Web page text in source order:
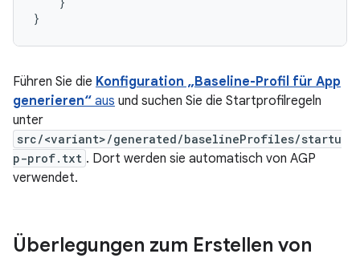
}
Führen Sie die Konfiguration „Baseline-Profil für App
generieren“ aus und suchen Sie die Startprofilregeln
unter
src/<variant>/generated/baselineProfiles/startu
p-prof.txt . Dort werden sie automatisch von AGP
verwendet.
Überlegungen zum Erstellen von